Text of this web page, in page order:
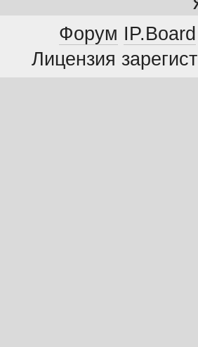
Форум IP.Board
Лицензия